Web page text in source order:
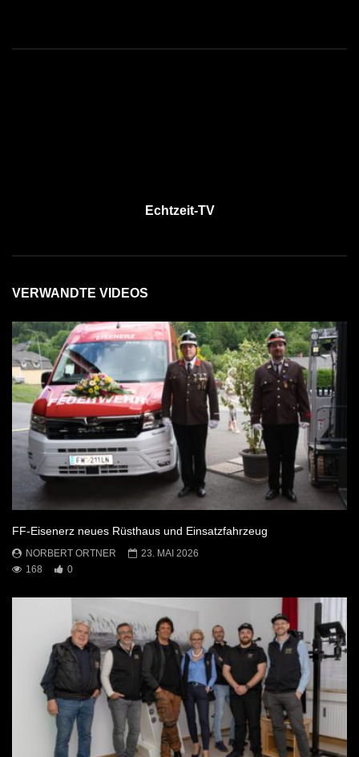
Echtzeit-TV
VERWANDTE VIDEOS
FF-Eisenerz neues Rüsthaus und Einsatzfahrzeug
NORBERT ORTNER
23. MAI 2026
168
0